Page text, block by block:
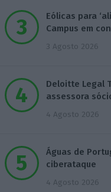
Eólicas para
Campus em
3 Agosto 2026
Deloitte Legal
assessora
4 Agosto 2026
Águas de
ciberataque
4 Agosto 2026